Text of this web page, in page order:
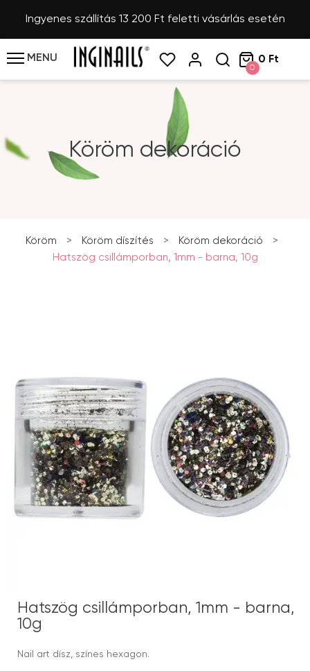
Ingyenes szállítás 13 200 Ft feletti vásárlás esetén
MENU
0
0 Ft
Köröm dekoráció
Köröm > Köröm díszítés > Köröm dekoráció
>
Hatszög csillámporban, 1mm - barna, 10g
Hatszög csillámporban, 1mm - barna,
10g
Nail art dísz, színes hexagon.